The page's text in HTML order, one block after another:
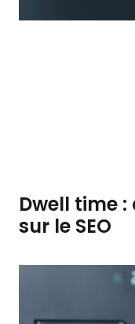
Dwell time
sur le SEO